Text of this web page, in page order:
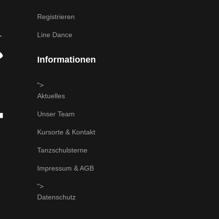
Registrieren
Line Dance
Informationen
">
Aktuelles
Unser Team
Kursorte & Kontakt
Tanzschulsterne
Impressum & AGB
">
Datenschutz